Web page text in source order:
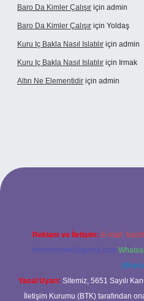
Baro Da Kimler Çalışır için admin
Baro Da Kimler Çalışır için Yoldaş
Kuru Iç Bakla Nasıl Islatılır için admin
Kuru Iç Bakla Nasıl Islatılır için Irmak
Altın Ne Elementidir için admin
güncel giriş
Reklam ve İletişim: E-mail:
forumhizmeti@gmail.com
Yasal Uyarı: Sitemiz, 5651 Sayılı
İletişim Kurumu (BTK) tarafından